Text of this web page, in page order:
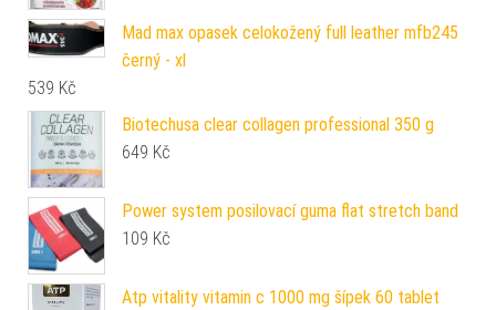
Mad max opasek celokožený full leather mfb245
černý - xl
539 Kč
Biotechusa clear collagen professional 350 g
649 Kč
Power system posilovací guma flat stretch band
109 Kč
Atp vitality vitamin c 1000 mg šípek 60 tablet